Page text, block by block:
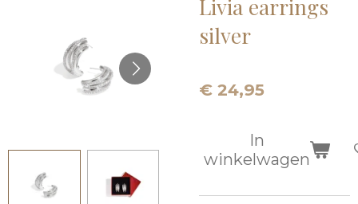
Livia earrings
silver
€ 24,95
In
winkelwagen